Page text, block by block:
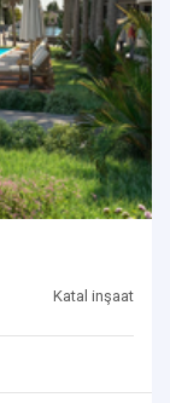
Katal inşaat